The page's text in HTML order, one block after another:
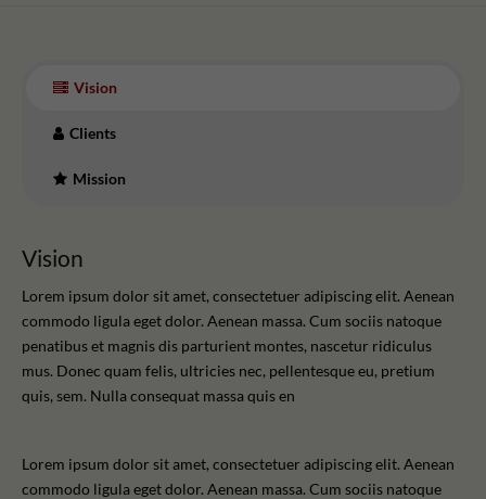
Vision
Clients
Mission
Vision
Lorem ipsum dolor sit amet, consectetuer adipiscing elit. Aenean
commodo ligula eget dolor. Aenean massa. Cum sociis natoque
penatibus et magnis dis parturient montes, nascetur ridiculus
mus. Donec quam felis, ultricies nec, pellentesque eu, pretium
quis, sem. Nulla consequat massa quis en
Lorem ipsum dolor sit amet, consectetuer adipiscing elit. Aenean
commodo ligula eget dolor. Aenean massa. Cum sociis natoque